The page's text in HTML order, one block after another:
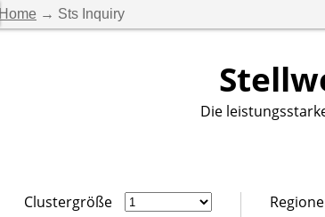
Home → Sts Inquiry
Die
Clustergröße